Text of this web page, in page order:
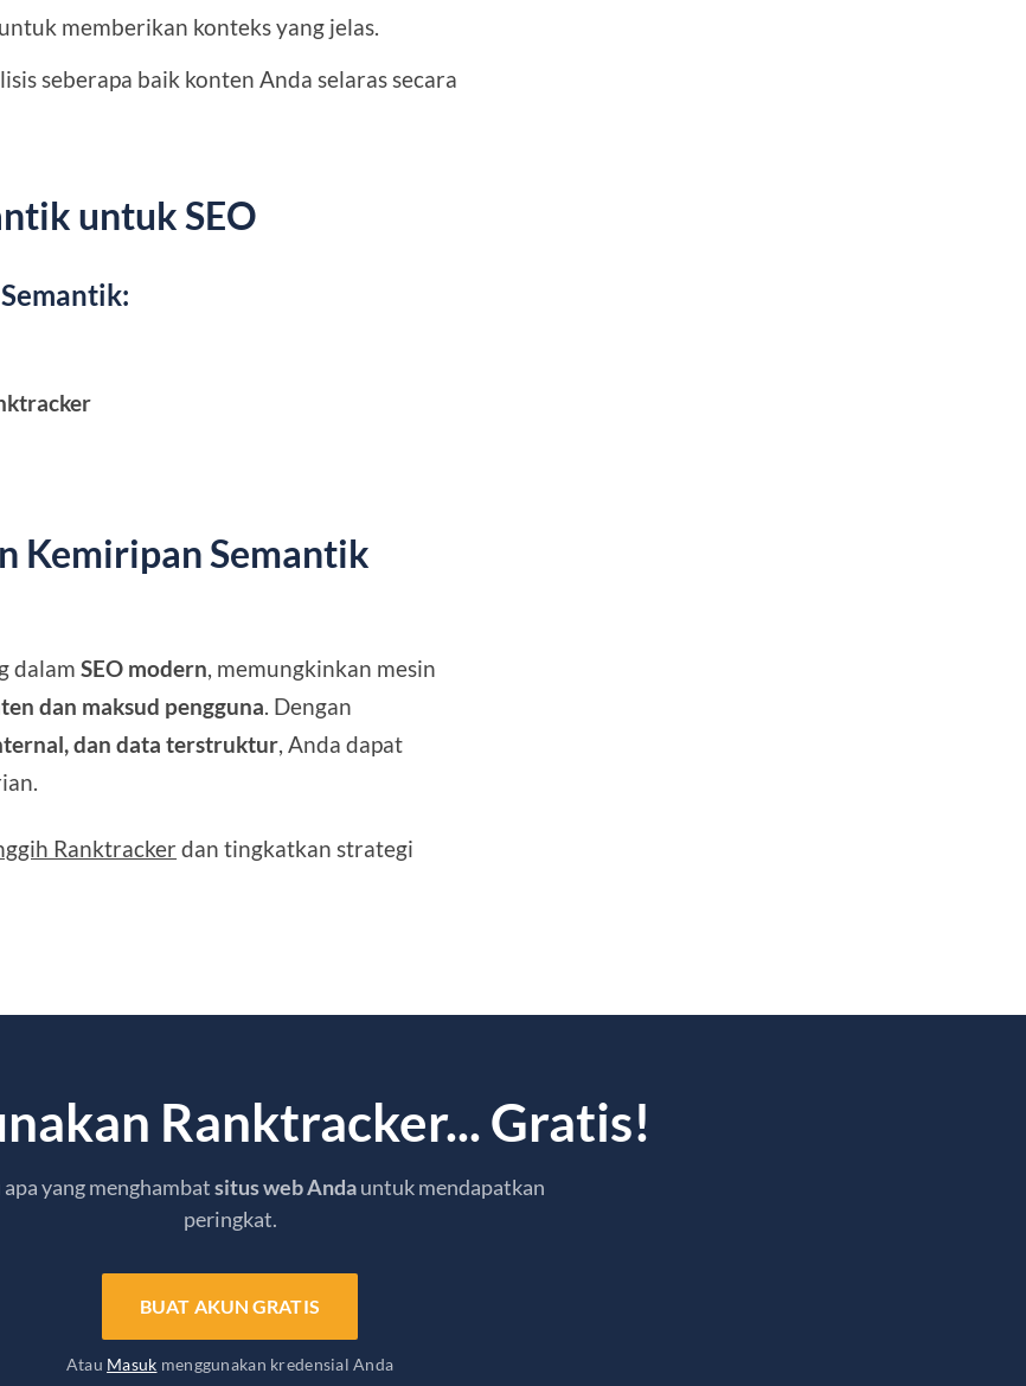
untuk memberikan konteks yang jelas.
seberapa baik konten Anda selaras secara
untuk SEO
Kemiripan Semantik
dalamSEO modern, memungkinkan mesin
dan maksud pengguna. Dengan
dan data terstruktur, Anda dapat
Ranktracker dan tingkatkan strategi
Ranktracker... Gratis!
yang menghambatsitus web Andauntuk mendapatkan
peringkat.
BUAT AKUN GRATIS
Atau Masuk menggunakan kredensial Anda